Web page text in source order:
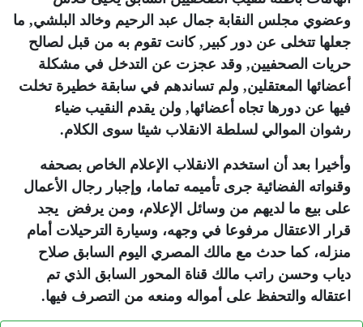
وعضوي مجلس النقابة جمال عبد الرحيم وخالد البلشي, ما
جعلها تتخلى عن دور كبير, كانت تقوم به من قبل لصالح
حريات الصحفيين, وقد عجزت عن التدخل في مشكلة
أعضائها المعتقلين, ولم تساندهم في سابقة خطيرة تخلت
فيها عن دورها تجاه أعضائها, ولن يقدم النقيب ضياء
رشوان الموالي لسلطة الانقلاب شيئا سوى الكلام.
وأخيرا بعد أن استخدم الانقلاب الإعلام الخاص بصحفه
وقنواته الفضائية جرى تأميمه تماما، وإجبار رجال الأعمال
على بيع ما لديهم من وسائل الإعلام، ومن يرفض يجد
قرار الاعتقال مرفوعا في وجهه، وسيارة الترحيلات أمام
منزله، كما حدث مع مالك المصري اليوم السابق صلاح
دياب وحسن راتب مالك قناة المحور السابق الذي تم
اعتقاله والتحفظ على أمواله ومنعه من التصرف فيها.